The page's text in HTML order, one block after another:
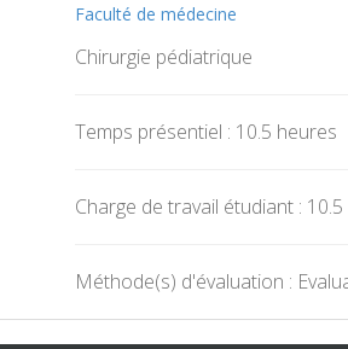
Faculté de médecine
Chirurgie pédiatrique
Temps présentiel : 10.5 heures
Charge de travail étudiant :
Méthode(s) d'évaluation :